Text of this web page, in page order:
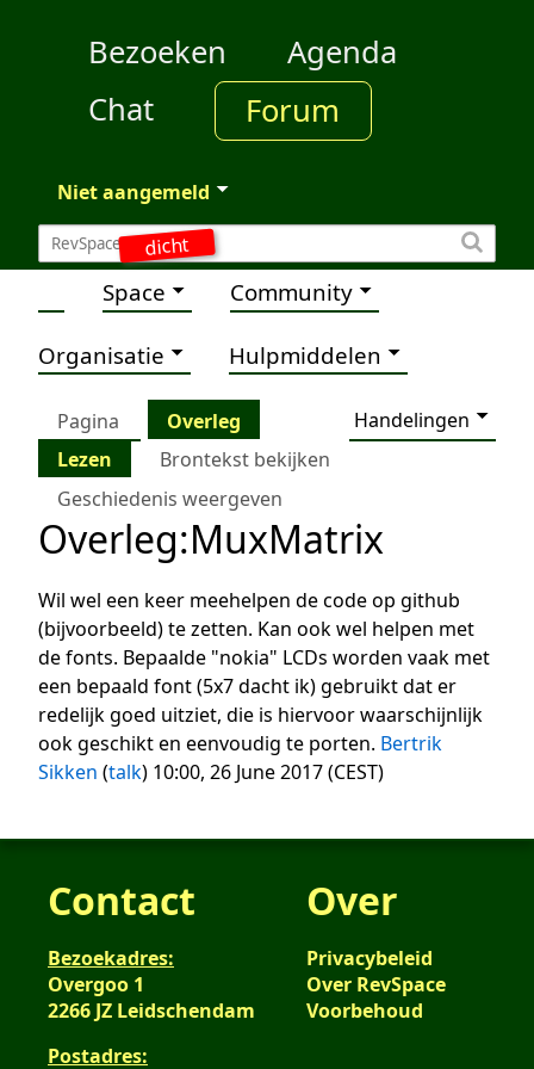
dicht
Bezoeken
Agenda
Chat
Forum
Niet aangemeld
Space Community
Organisatie Hulpmiddelen
Pagina Overleg
Handelingen
Lezen
Brontekst bekijken
Geschiedenis weergeven
Overleg:MuxMatrix
Wil wel een keer meehelpen de code op github
(bijvoorbeeld) te zetten. Kan ook wel helpen met
de fonts. Bepaalde "nokia" LCDs worden vaak met
een bepaald font (5x7 dacht ik) gebruikt dat er
redelijk goed uitziet, die is hiervoor waarschijnlijk
ook geschikt en eenvoudig te porten. Bertrik
Sikken (talk) 10:00, 26 June 2017 (CEST)
Contact
Bezoekadres:
Overgoo 1
2266 JZ Leidschendam
Postadres:
Over
Privacybeleid
Over RevSpace
Voorbehoud